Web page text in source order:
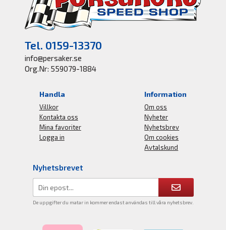
Tel. 0159-13370
info@persaker.se
Org.Nr: 559079-1884
Handla
Villkor
Kontakta oss
Mina favoriter
Logga in
Information
Om oss
Nyheter
Nyhetsbrev
Om cookies
Avtalskund
Nyhetsbrevet
De uppgifter du matar in kommer endast användas till våra nyhetsbrev.